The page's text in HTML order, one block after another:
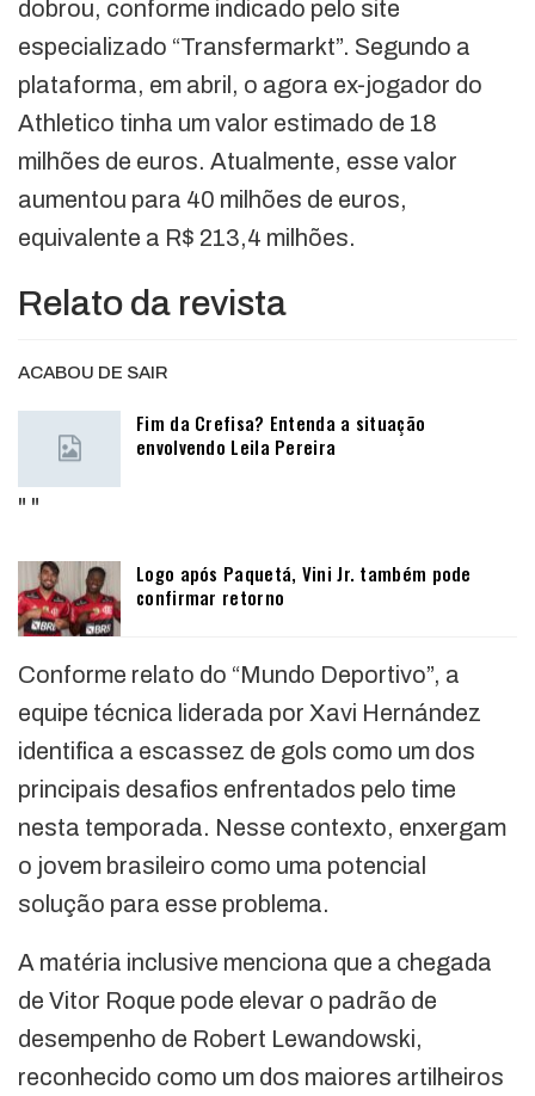
dobrou, conforme indicado pelo site
especializado “Transfermarkt”. Segundo a
plataforma, em abril, o agora ex-jogador do
Athletico tinha um valor estimado de 18
milhões de euros. Atualmente, esse valor
aumentou para 40 milhões de euros,
equivalente a R$ 213,4 milhões.
Relato da revista
ACABOU DE SAIR
Fim da Crefisa? Entenda a situação
envolvendo Leila Pereira
" "
Logo após Paquetá, Vini Jr. também pode
confirmar retorno
Conforme relato do “Mundo Deportivo”, a
equipe técnica liderada por Xavi Hernández
identifica a escassez de gols como um dos
principais desafios enfrentados pelo time
nesta temporada. Nesse contexto, enxergam
o jovem brasileiro como uma potencial
solução para esse problema.
A matéria inclusive menciona que a chegada
de Vitor Roque pode elevar o padrão de
desempenho de Robert Lewandowski,
reconhecido como um dos maiores artilheiros